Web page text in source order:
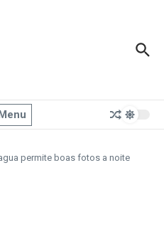
permite boas fotos a noite